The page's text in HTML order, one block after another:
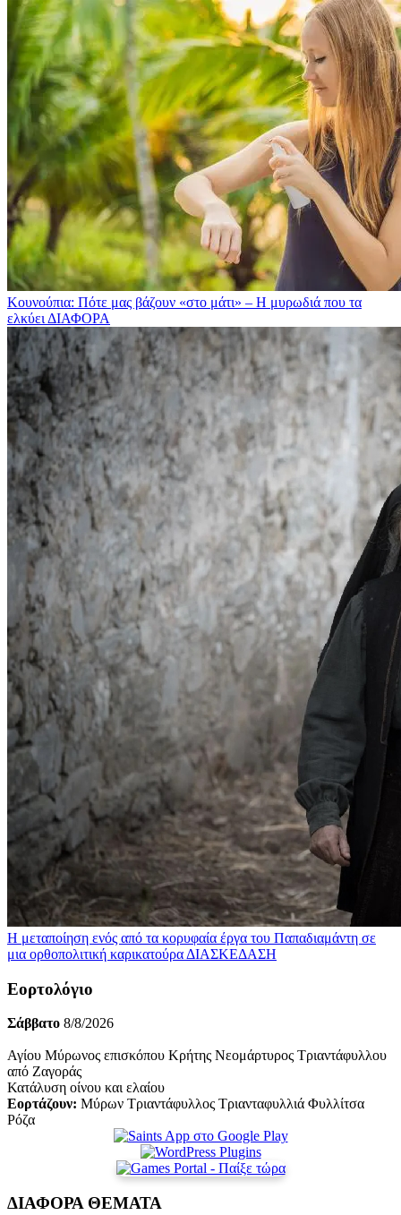
Κουνούπια: Πότε μας βάζουν «στο μάτι» – Η μυρωδιά που τα
ελκύει ΔΙΑΦΟΡΑ
Η μεταποίηση ενός από τα κορυφαία έργα του Παπαδιαμάντη σε
μια ορθοπολιτική καρικατούρα ΔΙΑΣΚΕΔΑΣΗ
Εορτολόγιο
Σάββατο 8/8/2026
Αγίου Μύρωνος επισκόπου Κρήτης Νεομάρτυρος Τριαντάφυλλου
από Ζαγοράς
Κατάλυση οίνου και ελαίου
Εορτάζουν: Μύρων Τριαντάφυλλος Τριανταφυλλιά Φυλλίτσα
Ρόζα
ΔΙΑΦΟΡΑ ΘΕΜΑΤΑ